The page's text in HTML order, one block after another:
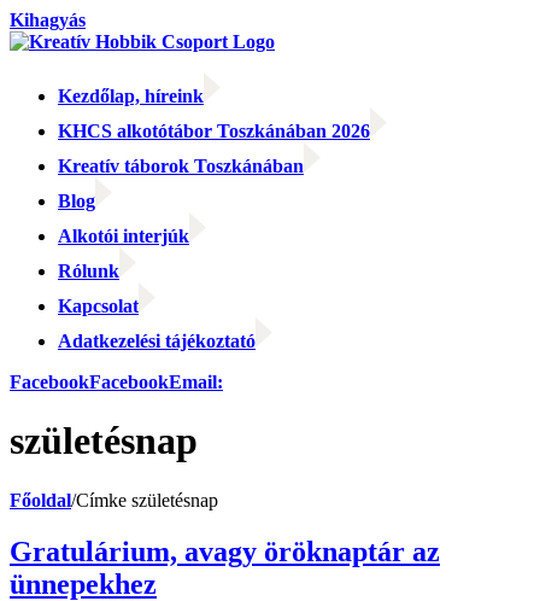
Kihagyás
Kezdőlap, híreink
KHCS alkotótábor Toszkánában 2026
Kreatív táborok Toszkánában
Blog
Alkotói interjúk
Rólunk
Kapcsolat
Adatkezelési tájékoztató
FacebookFacebookEmail:
születésnap
Főoldal/Címke születésnap
Gratulárium, avagy öröknaptár az
ünnepekhez